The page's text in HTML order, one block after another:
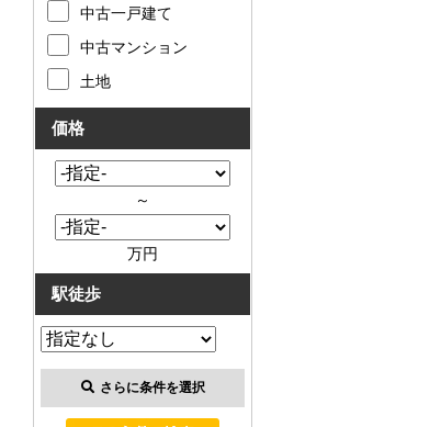
中古一戸建て
中古マンション
土地
価格
～
万円
駅徒歩
さらに条件を選択